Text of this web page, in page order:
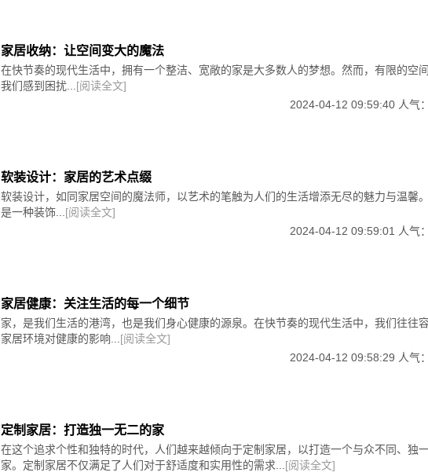
家居收纳：让空间变大的魔法
在快节奏的现代生活中，拥有一个整洁、宽敞的家是大多数人的梦想。然而，有限的空
我们感到困扰... [阅读全文]
2024-04-12 09:59:40 人气
软装设计：家居的艺术点缀
软装设计，如同家居空间的魔法师，以艺术的笔触为人们的生活增添无尽的魅力与温馨
是一种装饰... [阅读全文]
2024-04-12 09:59:01 人气
家居健康：关注生活的每一个细节
家，是我们生活的港湾，也是我们身心健康的源泉。在快节奏的现代生活中，我们往往
家居环境对健康的影响... [阅读全文]
2024-04-12 09:58:29 人气
定制家居：打造独一无二的家
在这个追求个性和独特的时代，人们越来越倾向于定制家居，以打造一个与众不同、独
家。定制家居不仅满足了人们对于舒适度和实用性的需求... [阅读全文]